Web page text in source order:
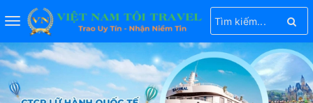
Toggle
navigation